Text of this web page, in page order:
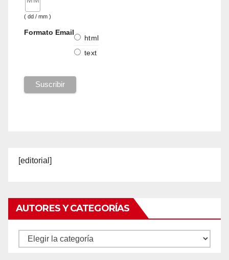
( dd / mm )
Formato Email
html
text
[editorial]
AUTORES Y CATEGORÍAS
Autores